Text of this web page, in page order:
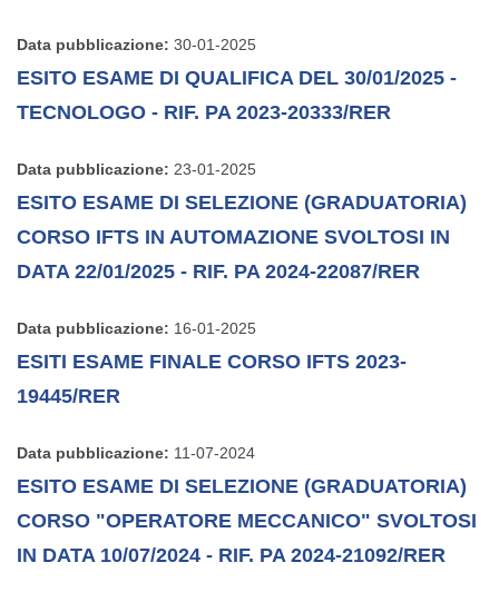
Data pubblicazione: 30-01-2025
ESITO ESAME DI QUALIFICA DEL 30/01/2025 -
TECNOLOGO - RIF. PA 2023-20333/RER
Data pubblicazione: 23-01-2025
ESITO ESAME DI SELEZIONE (GRADUATORIA)
CORSO IFTS IN AUTOMAZIONE SVOLTOSI IN
DATA 22/01/2025 - RIF. PA 2024-22087/RER
Data pubblicazione: 16-01-2025
ESITI ESAME FINALE CORSO IFTS 2023-
19445/RER
Data pubblicazione: 11-07-2024
ESITO ESAME DI SELEZIONE (GRADUATORIA)
CORSO "OPERATORE MECCANICO" SVOLTOSI
IN DATA 10/07/2024 - RIF. PA 2024-21092/RER